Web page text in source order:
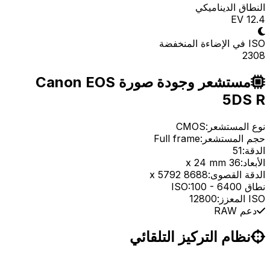
النطاق الديناميكي
12.4 EV
ISO في الإضاءة المنخفضة
2308
مستشعر وجودة صورة Canon EOS
5DS R
نوع المستشعر:CMOS
حجم المستشعر:Full frame
الدقة:51
الأبعاد:36 x 24 mm
الدقة القصوى:8688 x 5792
نطاق ISO:
100 - 6400
ISO المعزز:
12800
دعم RAW
نظام التركيز التلقائي